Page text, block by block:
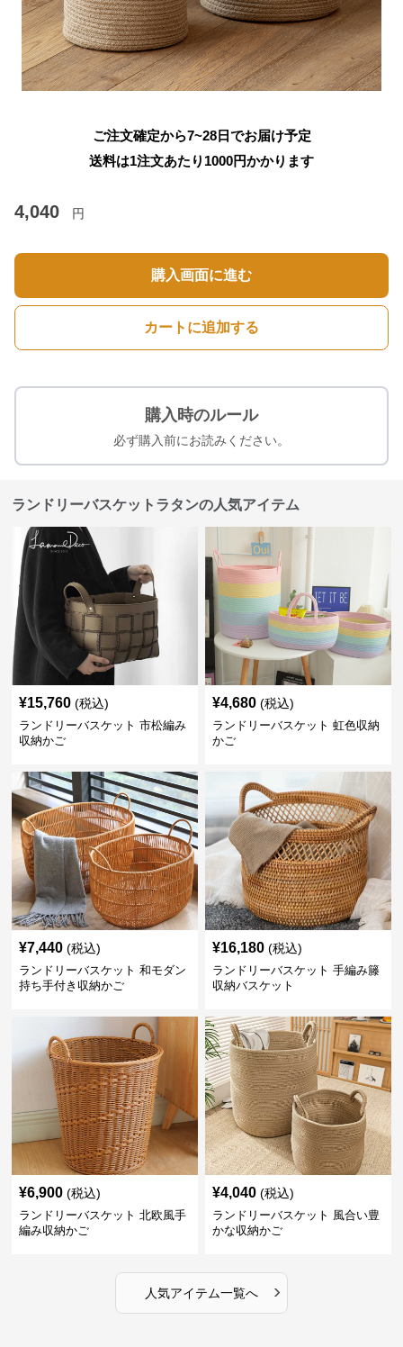
ご注文確定から7~28日でお届け予定
送料は1注文あたり 1000円かかります
4,040 円
購入画面に進む
カートに追加する
購入時のルール
必ず購入前にお読みください。
ランドリーバスケットラタンの人気アイテム
¥15,760 (税込)
ランドリーバスケット 市松編み
収納かご
¥4,680 (税込)
ランドリーバスケット 虹色収納
かご
¥7,440 (税込)
ランドリーバスケット 和モダン
持ち手付き収納かご
¥16,180 (税込)
ランドリーバスケット 手編み籐
収納バスケット
¥6,900 (税込)
ランドリーバスケット 北欧風手
編み収納かご
¥4,040 (税込)
ランドリーバスケット 風合い豊
かな収納かご
人気アイテム一覧へ ›